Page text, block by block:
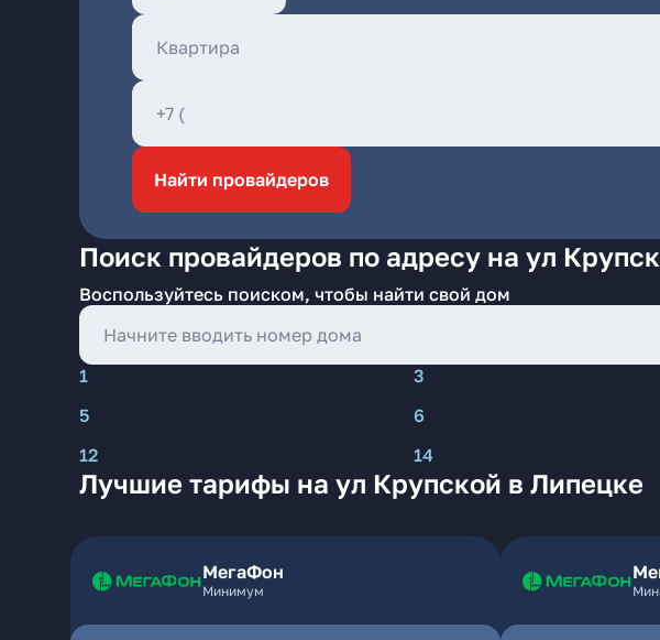
Найти провайдеров
Поиск провайдеров по адресу на ул
Воспользуйтесь поиском, чтобы найти свой дом
1 3
5
6
12
14
Лучшие тарифы на ул Крупской в Липецке
МегаФон
Минимум